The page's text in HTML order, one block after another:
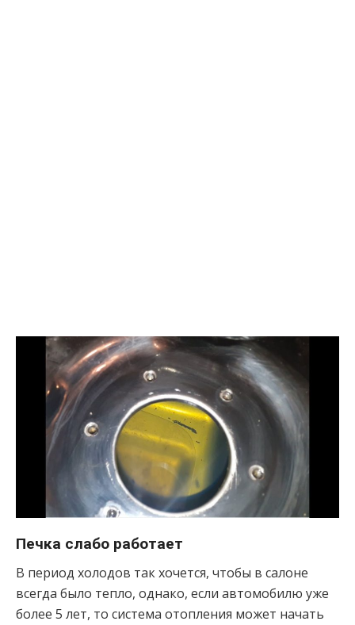
Печка слабо работает
В период холодов так хочется, чтобы в салоне
всегда было тепло, однако, если автомобилю уже
более 5 лет, то система отопления может начать